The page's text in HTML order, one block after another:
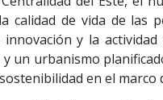
calidad de vida de las
y la
un urbanismo
en el marco